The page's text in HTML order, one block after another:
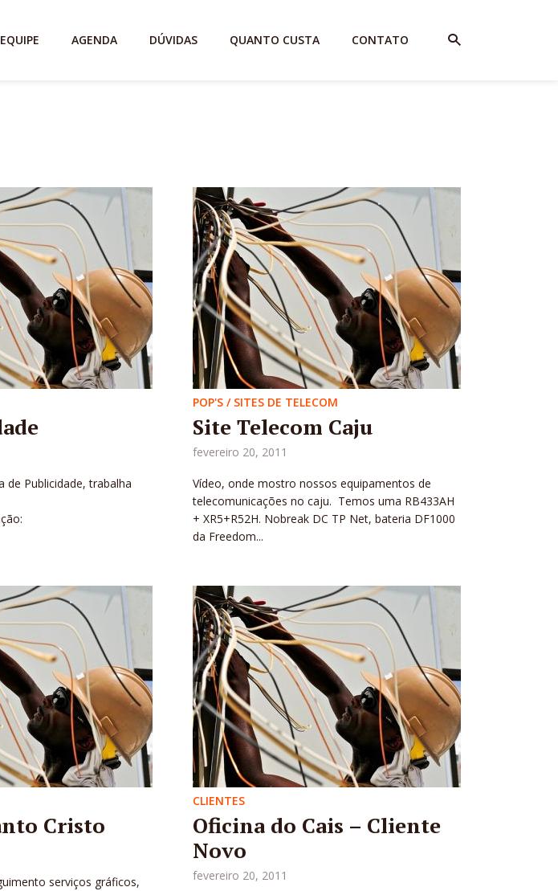
EQUIPE AGENDA DÚVIDAS QUANTO CUSTA CONTATO
de Publicidade, trabalha
POP'S / SITES DE TELECOM
Site Telecom Caju
fevereiro 20, 2011
Vídeo, onde mostro nossos equipamentos de
telecomunicações no caju. Temos uma RB433AH
+ XR5+R52H. Nobreak DC TP Net, bateria DF1000
da Freedom...
Cristo
serviços gráficos,
CLIENTES
Oficina do Cais – Cliente
Novo
fevereiro 20, 2011